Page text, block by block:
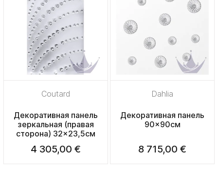
Coutard
Декоративная панель
зеркальная (правая
сторона) 32x23,5см
4 305,00 €
Dahlia
Декоративная панель
90x90см
8 715,00 €